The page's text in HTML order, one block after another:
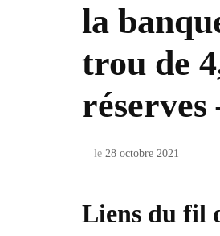
la
trou de
le 28 octobre 2021
Liens du fil